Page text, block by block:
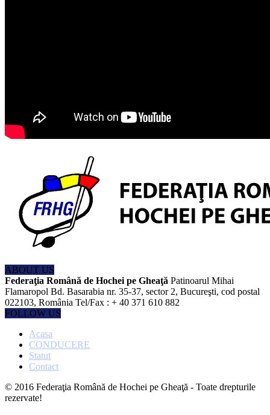
ABOUT US
Federaţia Română de Hochei pe Gheaţă Patinoarul Mihai
Flamaropol Bd. Basarabia nr. 35-37, sector 2, Bucureşti, cod postal
022103, România Tel/Fax : + 40 371 610 882
FOLLOW US
Acasa
CONDUCERE
Statut
Contact
© 2016 Federaţia Română de Hochei pe Gheaţă - Toate drepturile
rezervate!